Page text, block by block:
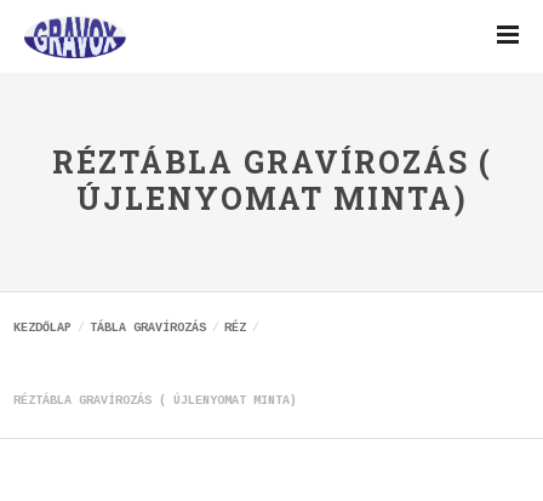
RÉZTÁBLA GRAVÍROZÁS (
ÚJLENYOMAT MINTA)
KEZDŐLAP TÁBLA GRAVÍROZÁS RÉZ
RÉZTÁBLA GRAVÍROZÁS ( ÚJLENYOMAT MINTA)